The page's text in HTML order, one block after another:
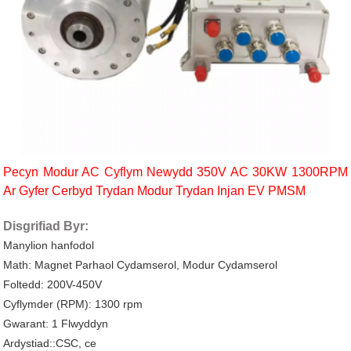
Pecyn Modur AC Cyflym Newydd 350V AC 30KW 1300RPM
Ar Gyfer Cerbyd Trydan Modur Trydan Injan EV PMSM
Disgrifiad Byr:
Manylion hanfodol
Math: Magnet Parhaol Cydamserol, Modur Cydamserol
Foltedd: 200V-450V
Cyflymder (RPM): 1300 rpm
Gwarant: 1 Flwyddyn
Ardystiad::CSC, ce